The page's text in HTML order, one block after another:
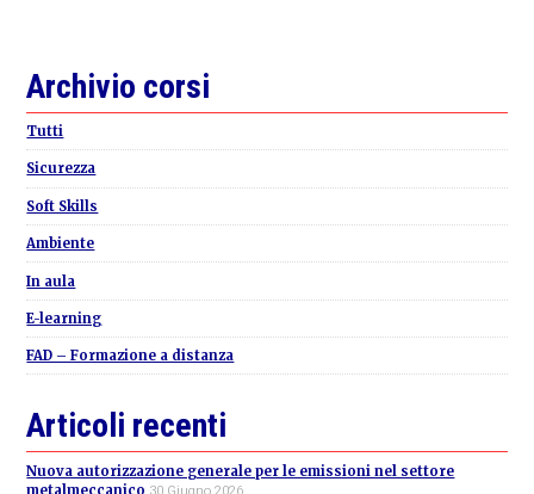
Primary
Sidebar
Archivio corsi
Tutti
Sicurezza
Soft Skills
Ambiente
In aula
E-learning
FAD – Formazione a distanza
Articoli recenti
Nuova autorizzazione generale per le emissioni nel settore
metalmeccanico 30 Giugno 2026